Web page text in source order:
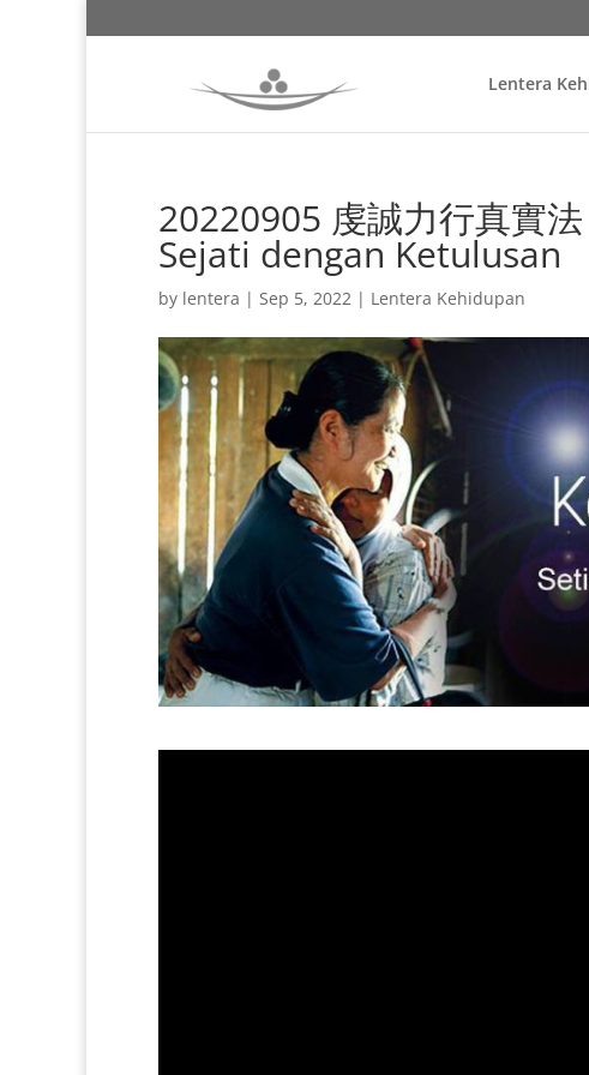
Lentera
20220905 虔誠力行真實
Sejati dengan Ketulusan
by lentera | Sep 5, 2022 | Lentera Kehidupan